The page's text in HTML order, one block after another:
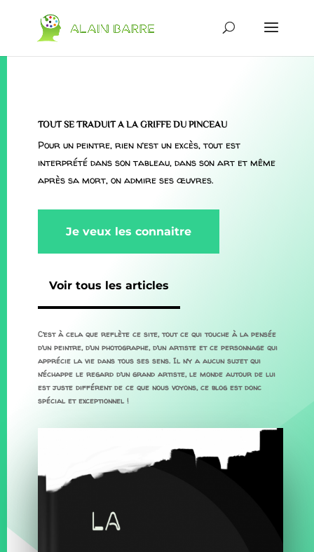
TOUT SE TRADUIT A LA GRIFFE DU PINCEAU
Pour un peintre, rien n’est un excès, tout est
interprété dans son tableau, dans son art et même
après sa mort, on admire ses œuvres.
Je veux les connaitre
Voir tous les articles
C’est à cela que reflète ce site, tout ce qui touche à la pensée
d’un peintre, d’un photographe, d’un artiste et ce personnage qui
apprécie la vie dans tous ses sens. Il n’y a aucun sujet qui
n’échappe le regard d’un grand artiste, le monde autour de lui
est juste différent de ce que nous voyons, ce blog est donc
spécial et exceptionnel !